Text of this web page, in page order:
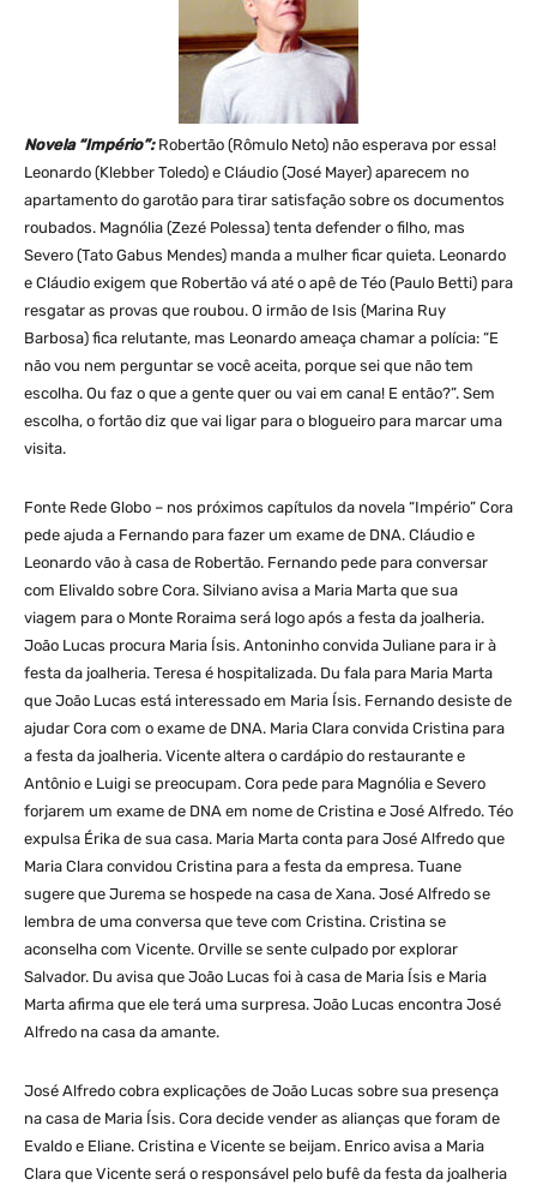
Novela “Império”:Robertão (Rômulo Neto) não esperava por essa!
Leonardo (Klebber Toledo) e Cláudio (José Mayer) aparecem no
apartamento do garotão para tirar satisfação sobre os documentos
roubados. Magnólia (Zezé Polessa) tenta defender o filho, mas
Severo (Tato Gabus Mendes) manda a mulher ficar quieta. Leonardo
e Cláudio exigem que Robertão vá até o apê de Téo (Paulo Betti) para
resgatar as provas que roubou. O irmão de Isis (Marina Ruy
Barbosa) fica relutante, mas Leonardo ameaça chamar a polícia: “E
não vou nem perguntar se você aceita, porque sei que não tem
escolha. Ou faz o que a gente quer ou vai em cana! E então?”. Sem
escolha, o fortão diz que vai ligar para o blogueiro para marcar uma
visita.
Fonte Rede Globo – nos próximos capítulos da novela “Império” Cora
pede ajuda a Fernando para fazer um exame de DNA. Cláudio e
Leonardo vão à casa de Robertão. Fernando pede para conversar
com Elivaldo sobre Cora. Silviano avisa a Maria Marta que sua
viagem para o Monte Roraima será logo após a festa da joalheria.
João Lucas procura Maria Ísis. Antoninho convida Juliane para ir à
festa da joalheria. Teresa é hospitalizada. Du fala para Maria Marta
que João Lucas está interessado em Maria Ísis. Fernando desiste de
ajudar Cora com o exame de DNA. Maria Clara convida Cristina para
a festa da joalheria. Vicente altera o cardápio do restaurante e
Antônio e Luigi se preocupam. Cora pede para Magnólia e Severo
forjarem um exame de DNA em nome de Cristina e José Alfredo. Téo
expulsa Érika de sua casa. Maria Marta conta para José Alfredo que
Maria Clara convidou Cristina para a festa da empresa. Tuane
sugere que Jurema se hospede na casa de Xana. José Alfredo se
lembra de uma conversa que teve com Cristina. Cristina se
aconselha com Vicente. Orville se sente culpado por explorar
Salvador. Du avisa que João Lucas foi à casa de Maria Ísis e Maria
Marta afirma que ele terá uma surpresa. João Lucas encontra José
Alfredo na casa da amante.
José Alfredo cobra explicações de João Lucas sobre sua presença
na casa de Maria Ísis. Cora decide vender as alianças que foram de
Evaldo e Eliane. Cristina e Vicente se beijam. Enrico avisa a Maria
Clara que Vicente será o responsável pelo bufê da festa da joalheria